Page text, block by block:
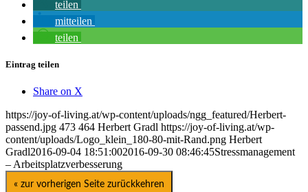
teilen
mitteilen
teilen
Eintrag teilen
Share on X
https://joy-of-living.at/wp-content/uploads/ngg_featured/Herbert-
passend.jpg 473 464 Herbert Gradl https://joy-of-living.at/wp-
content/uploads/Logo_klein_180-80-mit-Rand.png Herbert
Gradl2016-09-04 18:51:002016-09-30 08:46:45Stressmanagement
– Arbeitsplatzverbesserung
« zur vorherigen Seite zurückkehren